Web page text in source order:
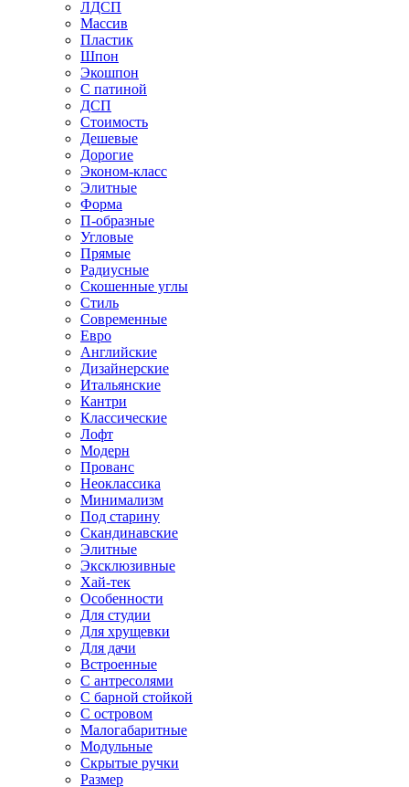
ЛДСП
Массив
Пластик
Шпон
Экошпон
С патиной
ДСП
Стоимость
Дешевые
Дорогие
Эконом-класс
Элитные
Форма
П-образные
Угловые
Прямые
Радиусные
Скошенные углы
Стиль
Современные
Евро
Английские
Дизайнерские
Итальянские
Кантри
Классические
Лофт
Модерн
Прованс
Неоклассика
Минимализм
Под старину
Скандинавские
Элитные
Эксклюзивные
Хай-тек
Особенности
Для студии
Для хрущевки
Для дачи
Встроенные
С антресолями
С барной стойкой
С островом
Малогабаритные
Модульные
Скрытые ручки
Размер